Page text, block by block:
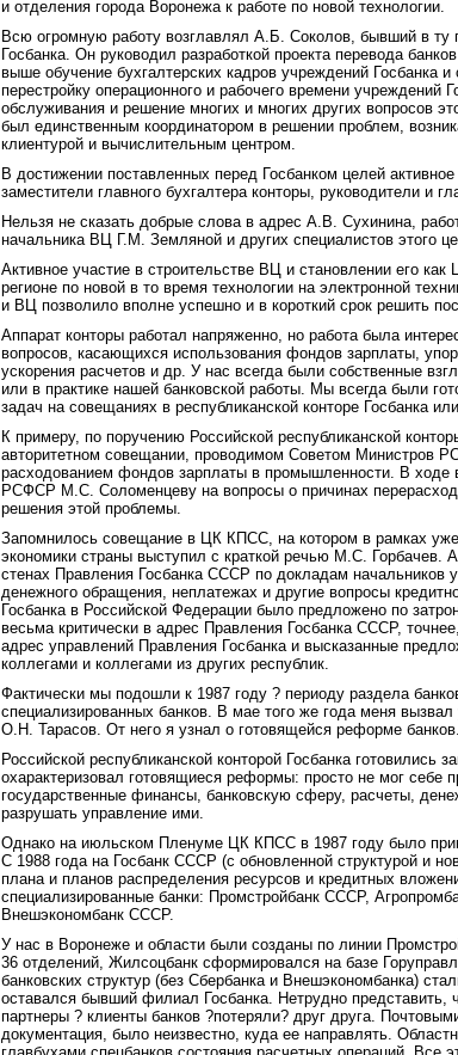
и отделения города Воронежа к работе по новой технологии.
Всю огромную работу возглавлял А.Б. Соколов, бывший в ту
Госбанка. Он руководил разработкой проекта перевода
выше обучение бухгалтерских кадров учреждений Госбанка
перестройку операционного и рабочего времени учреждений
обслуживания и решение многих и многих других вопросов
был единственным координатором в решении проблем,
клиентурой и вычислительным центром.
В достижении поставленных перед Госбанком целей
заместители главного бухгалтера конторы, руководители и
Нельзя не сказать добрые слова в адрес А.В. Сухинина,
начальника ВЦ Г.М. Земляной и других специалистов этого
Активное участие в строительстве ВЦ и становлении его
регионе по новой в то время технологии на электронной
и ВЦ позволило вполне успешно и в короткий срок решить
Аппарат конторы работал напряженно, но работа была
вопросов, касающихся использования фондов зарплаты,
ускорения расчетов и др. У нас всегда были собственные
или в практике нашей банковской работы. Мы всегда были
задач на совещаниях в республиканской конторе Госбанка
К примеру, по поручению Российской республиканской
авторитетном совещании, проводимом Советом Министров
расходованием фондов зарплаты в промышленности. В ходе
РСФСР М.С. Соломенцеву на вопросы о причинах
решения этой проблемы.
Запомнилось совещание в ЦК КПСС, на котором в рамках
экономики страны выступил с краткой речью М.С. Горбачев.
стенах Правления Госбанка СССР по докладам начальников
денежного обращения, неплатежах и другие вопросы
Госбанка в Российской Федерации было предложено по
весьма критически в адрес Правления Госбанка СССР,
адрес управлений Правления Госбанка и высказанные
коллегами и коллегами из других республик.
Фактически мы подошли к 1987 году ? периоду раздела
специализированных банков. В мае того же года меня
О.Н. Тарасов. От него я узнал о готовящейся реформе
Российской республиканской конторой Госбанка
охарактеризовал готовящиеся реформы: просто не мог себе
государственные финансы, банковскую сферу, расчеты,
разрушать управление ими.
Однако на июльском Пленуме ЦК КПСС в 1987 году было
С 1988 года на Госбанк СССР (с обновленной структурой и
плана и планов распределения ресурсов и кредитных
специализированные банки: Промстройбанк СССР,
Внешэкономбанк СССР.
У нас в Воронеже и области были созданы по линии
36 отделений, Жилсоцбанк сформировался на базе
банковских структур (без Сбербанка и Внешэкономбанка)
оставался бывший филиал Госбанка. Нетрудно представить,
партнеры ? клиенты банков ?потеряли? друг друга.
документация, было неизвестно, куда ее направлять.